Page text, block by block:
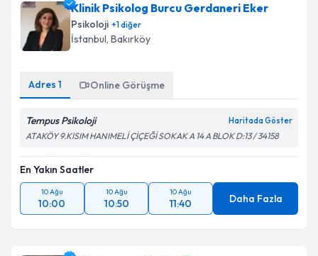
Klinik Psikolog Burcu Gerdaneri Eker
Psikoloji +1diğer
İstanbul, Bakırköy
Adres 1 Online Görüşme
Tempus Psikoloji Haritada Göster
ATAKÖY 9.KISIM HANIMELİ ÇİÇEĞİ SOKAK A 14 A BLOK D:13 / 34158
En Yakın Saatler
10 Ağu
10:00
10 Ağu
10:50
10 Ağu
11:40 Daha Fazla